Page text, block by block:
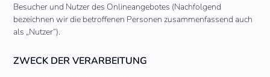
Besucher und Nutzer des Onlineangebotes (Nachfolgend
bezeichnen wir die betroffenen Personen zusammenfassend auch
als „Nutzer“).
ZWECK DER VERARBEITUNG